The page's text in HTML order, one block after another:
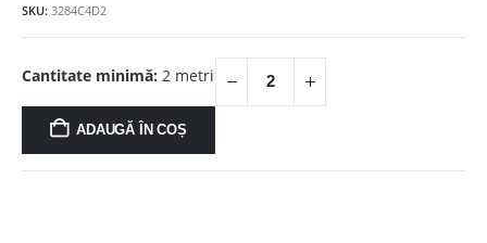
SKU: 3284C4D2
Cantitate minimă: 2 metri
ADAUGĂ ÎN COȘ